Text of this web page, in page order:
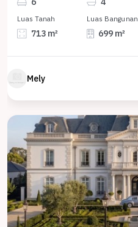
Luas Tanah
713 m²
Luas Bangunan
699 m²
Mely